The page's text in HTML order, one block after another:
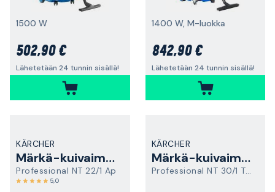
1500 W
502,90 €
Lähetetään 24 tunnin sisällä!
1400 W, M-luokka
842,90 €
Lähetetään 24 tunnin sisällä!
KÄRCHER
Märkä-kuivaimuri
Professional NT 22/1 Ap
5,0
KÄRCHER
Märkä-kuivaimuri
Professional NT 30/1 Tact Te L